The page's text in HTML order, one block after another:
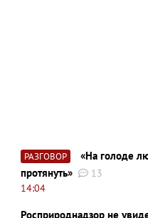
РАЗГОВОР
«На голоде
протянуть»
13
14:04
Росприроднадзор не